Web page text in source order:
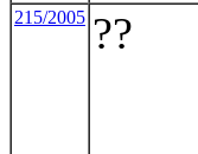
215/2005 ??